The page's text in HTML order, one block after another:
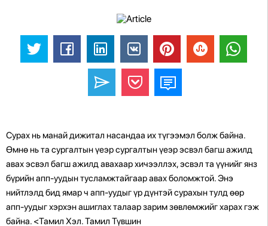
Сурах нь манай дижитал насандаа их түгээмэл болж байна.
Өмнө нь та сургалтын үеэр сургалтын үеэр эсвэл багш ажилд
авах эсвэл багш ажилд авахаар хичээллэх, эсвэл та үүнийг янз
бүрийн апп-уудын тусламжтайгаар авах боломжтой. Энэ
нийтлэлд бид ямар ч апп-уудыг үр дүнтэй сурахын тулд өөр
апп-уудыг хэрхэн ашиглах талаар зарим зөвлөмжийг харах гэж
байна. <Тамил Хэл. Тамил Түвшин